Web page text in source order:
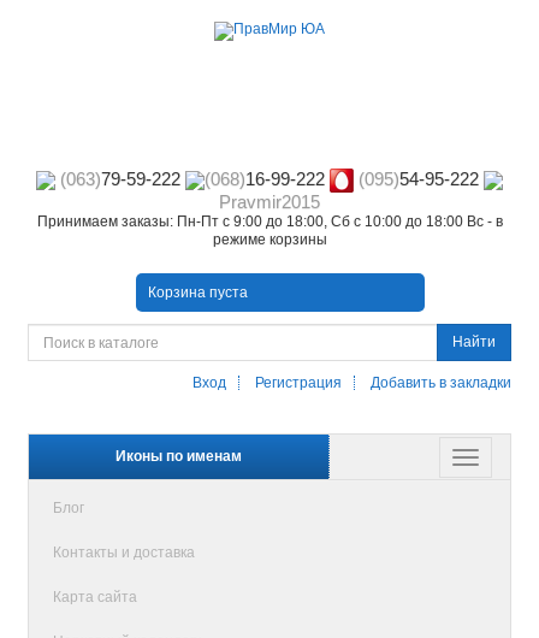
(063)79-59-222 (068)16-99-222 (095)54-95-222
Pravmir2015
Принимаем заказы: Пн-Пт с 9:00 до 18:00, Сб с 10:00 до 18:00 Вс - в
режиме корзины
Корзина пуста
Найти
Вход Регистрация Добавить в закладки
Иконы по именам
Блог
Контакты и доставка
Карта сайта